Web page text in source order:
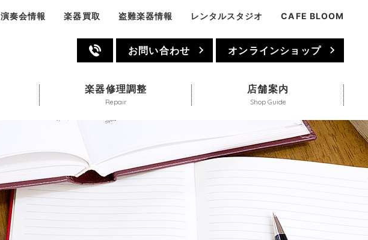
演奏会情報 楽器買取 盗難楽器情報 レンタルスタジオ CAFE BLOOM
045-324-3111 お問い合わせ オンラインショップ
楽器修理調整
Repair
店舗案内
Shop Guide